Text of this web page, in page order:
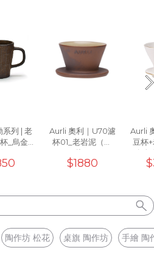
系列 | 老
_烏金黑
)10oz
Aurli 奧利｜U70濾
杯01_老岩泥（上
釉）
$1880
Aurli
豆杯
+白
濾杯
陶作坊 松花 桌旗 陶作坊 手繪 陶